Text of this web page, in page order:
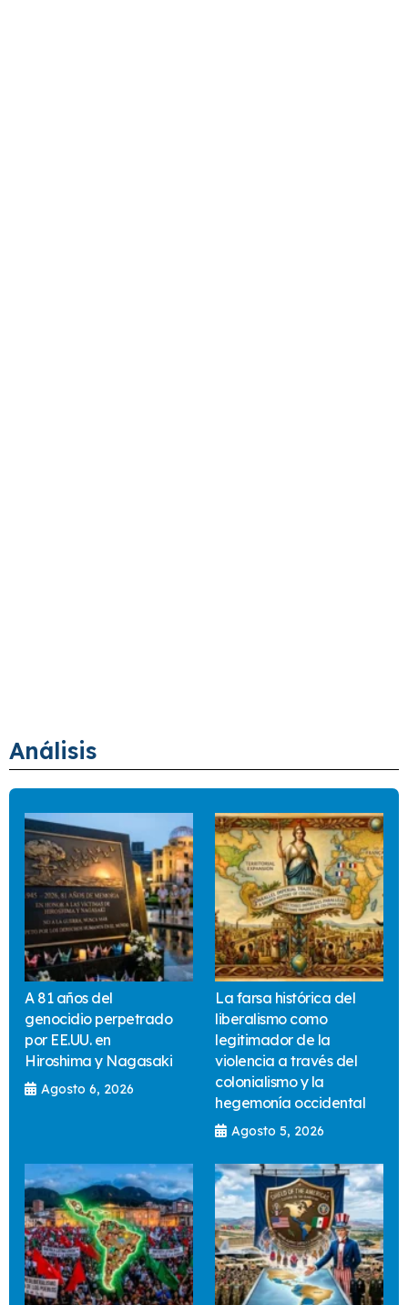
Análisis
A 81 años del
genocidio perpetrado
por EE.UU. en
Hiroshima y Nagasaki
Agosto 6, 2026
La farsa histórica del
liberalismo como
legitimador de la
violencia a través del
colonialismo y la
hegemonía occidental
Agosto 5, 2026